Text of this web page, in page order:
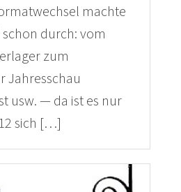
machte
schon durch: vom
zum
Jahresschau
usw. — da ist es nur
sich […]